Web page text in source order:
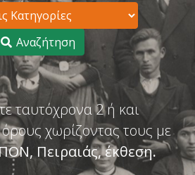
Αναζήτηση
ταυτόχρονα 2 ή και
χωρίζοντας τους με
Πειραιάς, έκθεση.